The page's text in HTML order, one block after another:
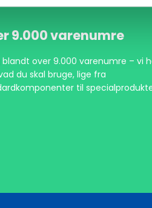
9.000 varenumre
over 9.000 varenumre – vi
du skal bruge, lige fra
til